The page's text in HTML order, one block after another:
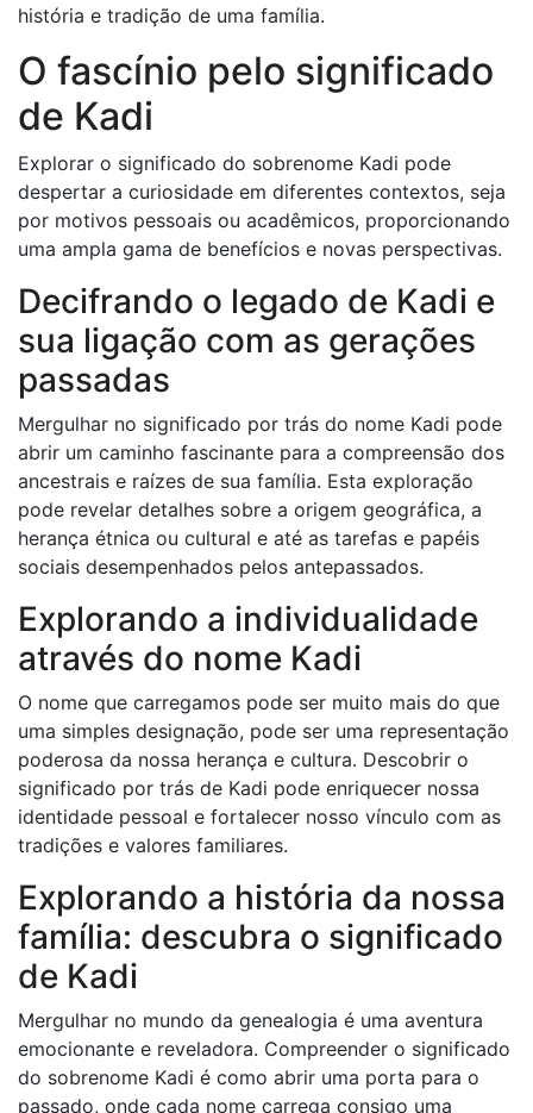
história e tradição de uma família.
O fascínio pelo significado
de Kadi
Explorar o significado do sobrenome Kadi pode
despertar a curiosidade em diferentes contextos, seja
por motivos pessoais ou acadêmicos, proporcionando
uma ampla gama de benefícios e novas perspectivas.
Decifrando o legado de Kadi e
sua ligação com as gerações
passadas
Mergulhar no significado por trás do nome Kadi pode
abrir um caminho fascinante para a compreensão dos
ancestrais e raízes de sua família. Esta exploração
pode revelar detalhes sobre a origem geográfica, a
herança étnica ou cultural e até as tarefas e papéis
sociais desempenhados pelos antepassados.
Explorando a individualidade
através do nome Kadi
O nome que carregamos pode ser muito mais do que
uma simples designação, pode ser uma representação
poderosa da nossa herança e cultura. Descobrir o
significado por trás de Kadi pode enriquecer nossa
identidade pessoal e fortalecer nosso vínculo com as
tradições e valores familiares.
Explorando a história da nossa
família: descubra o significado
de Kadi
Mergulhar no mundo da genealogia é uma aventura
emocionante e reveladora. Compreender o significado
do sobrenome Kadi é como abrir uma porta para o
passado, onde cada nome carrega consigo uma